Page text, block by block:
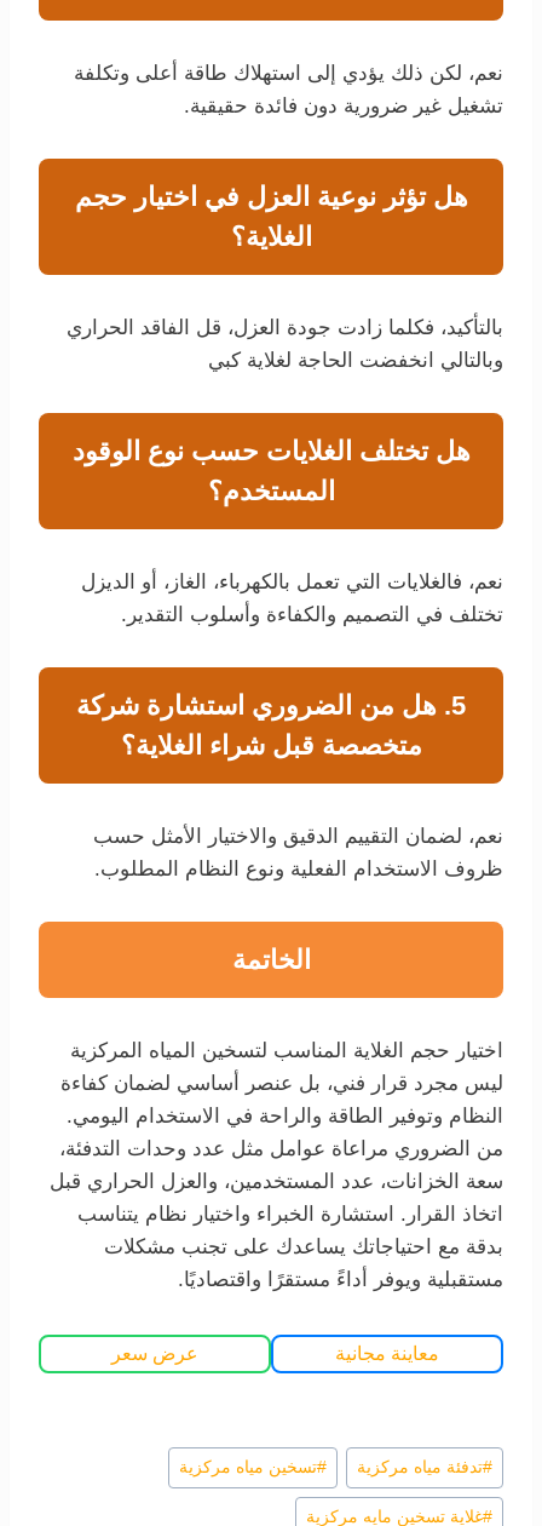
نعم، لكن ذلك يؤدي إلى استهلاك طاقة أعلى وتكلفة
تشغيل غير ضرورية دون فائدة حقيقية.
هل تؤثر نوعية العزل في اختيار حجم
الغلاية؟
بالتأكيد، فكلما زادت جودة العزل، قل الفاقد الحراري
وبالتالي انخفضت الحاجة لغلاية كبي
هل تختلف الغلايات حسب نوع الوقود
المستخدم؟
نعم، فالغلايات التي تعمل بالكهرباء، الغاز، أو الديزل
تختلف في التصميم والكفاءة وأسلوب التقدير.
5. هل من الضروري استشارة شركة
متخصصة قبل شراء الغلاية؟
نعم، لضمان التقييم الدقيق والاختيار الأمثل حسب
ظروف الاستخدام الفعلية ونوع النظام المطلوب.
الخاتمة
اختيار حجم الغلاية المناسب لتسخين المياه المركزية
ليس مجرد قرار فني، بل عنصر أساسي لضمان كفاءة
النظام وتوفير الطاقة والراحة في الاستخدام اليومي.
من الضروري مراعاة عوامل مثل عدد وحدات التدفئة،
سعة الخزانات، عدد المستخدمين، والعزل الحراري قبل
اتخاذ القرار. استشارة الخبراء واختيار نظام يتناسب
بدقة مع احتياجاتك يساعدك على تجنب مشكلات
مستقبلية ويوفر أداءً مستقرًا واقتصاديًا.
معاينة مجانية عرض سعر
وسوم
المقال:
#تدفئة مياه مركزية #تسخين مياه مركزية
#غلاية تسخين مايه مركزية